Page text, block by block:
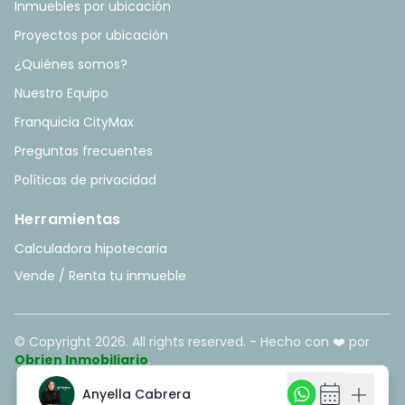
Anyella Cabrera calendar_month add
Anyella Cabrera calendar_month add
Inmuebles por ubicación
Proyectos por ubicación
¿Quiénes somos?
Nuestro Equipo
Franquicia CityMax
Preguntas frecuentes
Políticas de privacidad
Herramientas
Calculadora hipotecaria
Vende / Renta tu inmueble
© Copyright 2026. All rights reserved. - Hecho con ❤️ por
Obrien Inmobiliario.